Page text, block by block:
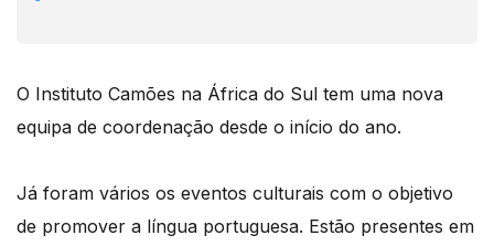
O Instituto Camões na África do Sul tem uma nova
equipa de coordenação desde o início do ano.
Já foram vários os eventos culturais com o objetivo
de promover a língua portuguesa. Estão presentes em